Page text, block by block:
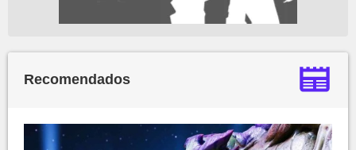
Recomendados